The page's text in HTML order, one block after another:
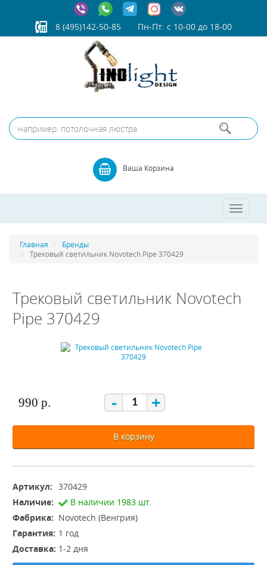
8 (495)142-50-85 Пн-Пт: с 10-00 до 18-00
Ваша Корзина
Toggle
Главная
Бренды
Трековый светильник Novotech Pipe 370429
Трековый светильник Novotech
Pipe 370429
990 р. - +
В корзину
Артикул: 370429
Наличие:
В наличии 1983 шт.
Фабрика: Novotech (Венгрия)
Гарантия: 1 год
Доставка: 1-2 дня